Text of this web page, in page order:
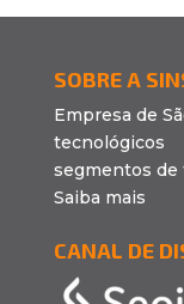
SOBRE A
Empresa de
segmentos de
Saiba mais
CANAL DE